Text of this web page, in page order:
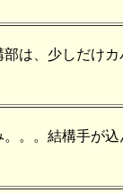
は、少しだけ
。。結構手が